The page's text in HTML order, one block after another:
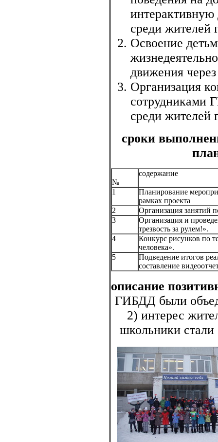
среди жителей
Освоение
движения
Организация
сотрудниками
среди жителей
сроки
№
содержание
1
Планирование
рамках проекта
2
Организация занятий
3
Организация и
трезвость за рулем!».
4
Конкурс рисунков по
человека».
5
Подведение итогов
составление
описание
ГИБДД были
2) интерес
школьники стали